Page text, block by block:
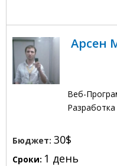
Арсен
Веб-
Разработка
Бюджет: 30$
Сроки: 1 день